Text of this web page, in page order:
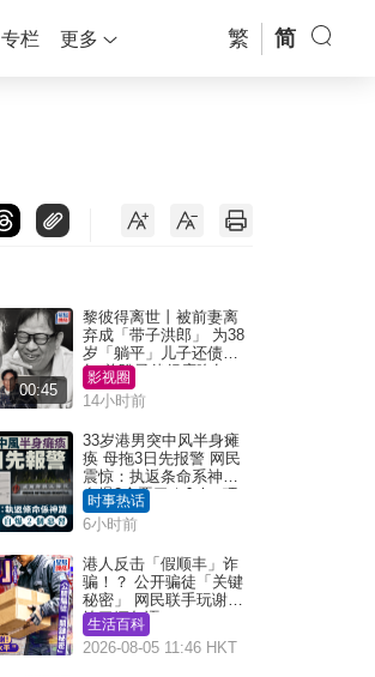
专栏 更多 繁 简
00:45
黎彼得离世丨被前妻离
弃成「带子洪郎」 为38
岁「躺平」儿子还债多
年 曾盼寻伴侣度晚年
影视圈
14小时前
33岁港男突中风半身瘫
痪 母拖3日先报警 网民
震惊：执返条命系神迹
自爆2个恶习｜Juicy叮
时事热话
6小时前
港人反击「假顺丰」诈
骗！？ 公开骗徒「关键
秘密」 网民联手玩谢：
练习缅甸语
生活百科
2026-08-05 11:46 HKT